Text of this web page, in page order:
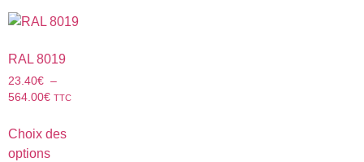
RAL 8019
23.40€ –
564.00€ TTC
Choix des
options